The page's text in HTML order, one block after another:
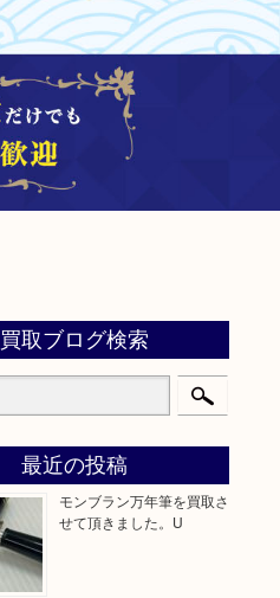
買取ブログ検索
最近の投稿
モンブラン万年筆を買取さ
せて頂きました。U